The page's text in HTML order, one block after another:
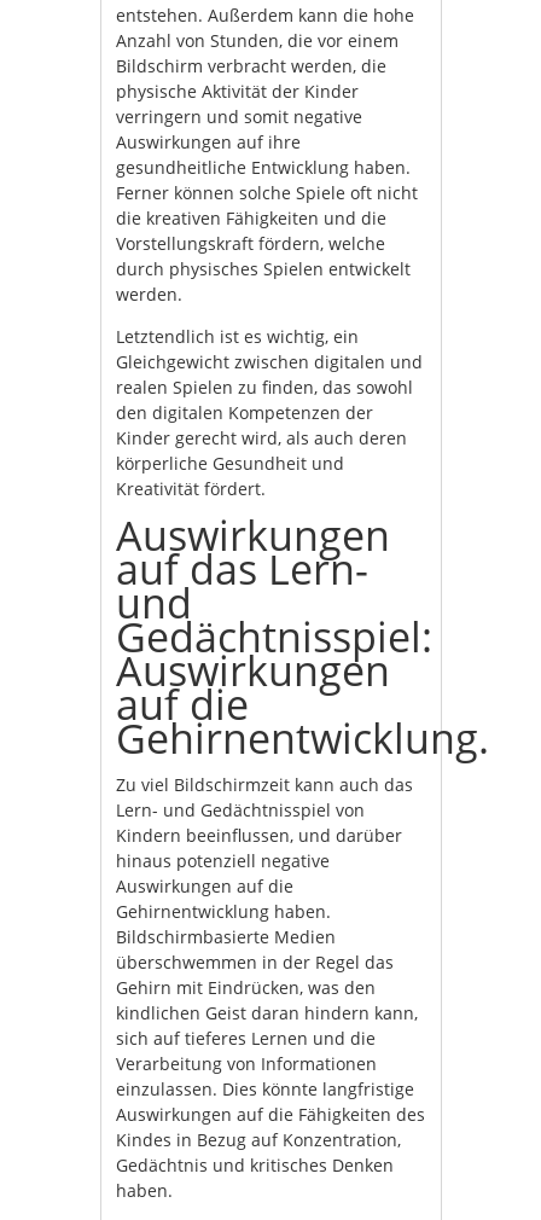
entstehen. Außerdem kann die hohe
Anzahl von Stunden, die vor einem
Bildschirm verbracht werden, die
physische Aktivität der Kinder
verringern und somit negative
Auswirkungen auf ihre
gesundheitliche Entwicklung haben.
Ferner können solche Spiele oft nicht
die kreativen Fähigkeiten und die
Vorstellungskraft fördern, welche
durch physisches Spielen entwickelt
werden.
Letztendlich ist es wichtig, ein
Gleichgewicht zwischen digitalen und
realen Spielen zu finden, das sowohl
den digitalen Kompetenzen der
Kinder gerecht wird, als auch deren
körperliche Gesundheit und
Kreativität fördert.
Auswirkungen
auf das Lern-
und
Gedächtnisspiel:
Auswirkungen
auf die
Gehirnentwicklung.
Zu viel Bildschirmzeit kann auch das
Lern- und Gedächtnisspiel von
Kindern beeinflussen, und darüber
hinaus potenziell negative
Auswirkungen auf die
Gehirnentwicklung haben.
Bildschirmbasierte Medien
überschwemmen in der Regel das
Gehirn mit Eindrücken, was den
kindlichen Geist daran hindern kann,
sich auf tieferes Lernen und die
Verarbeitung von Informationen
einzulassen. Dies könnte langfristige
Auswirkungen auf die Fähigkeiten des
Kindes in Bezug auf Konzentration,
Gedächtnis und kritisches Denken
haben.